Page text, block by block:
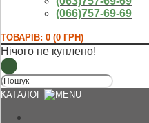
(066)757-69-69
ТОВАРІВ: 0 (0 ГРН)
Нічого не куплено!
КАТАЛОГ